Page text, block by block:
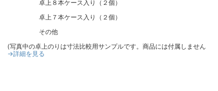
卓上８本ケース入り（２個）
卓上７本ケース入り（２個）
その他
(写真中の卓上のりは寸法比較用サンプルです。商品には付属しません
→詳細を見る